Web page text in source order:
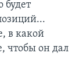
будет
в какой
чтобы он дал